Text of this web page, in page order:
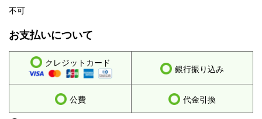
不可
お支払いについて
クレジットカード
銀行振り込み
公費 代金引換